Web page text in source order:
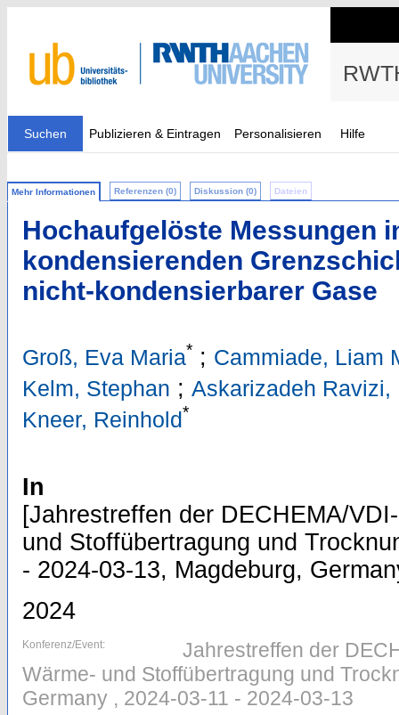
Suchen Publizieren & Eintragen Personalisieren Hilfe
Mehr Informationen Referenzen (0) Diskussion (0) Dateien
Hochaufgelöste Messungen
kondensierenden
nicht-kondensierbarer Gase
Groß, Eva Maria* ; Cammiade, Liam
Kelm, Stephan ; Askarizadeh Ravizi,
Kneer, Reinhold*
In
[Jahrestreffen der DECHEMA/
und Stoffübertragung und
- 2024-03-13, Magdeburg,
2024
Konferenz/Event:
Jahrestreffen der
Wärme- und Stoffübertragung und
Germany , 2024-03-11 - 2024-03-13